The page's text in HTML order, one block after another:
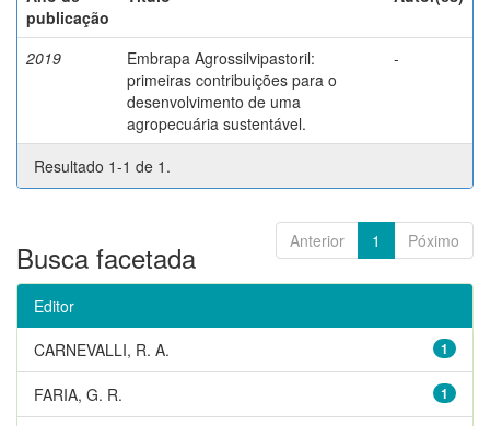
publicação
2019
Embrapa Agrossilvipastoril:
primeiras contribuições para o
desenvolvimento de uma
agropecuária sustentável.
-
Resultado 1-1 de 1.
Anterior 1 Póximo
Busca facetada
Editor
1
CARNEVALLI, R. A.
1
FARIA, G. R.